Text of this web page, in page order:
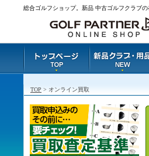
総合ゴルフショップ。新品 中古ゴルフクラブ
TOP > オンライン買取